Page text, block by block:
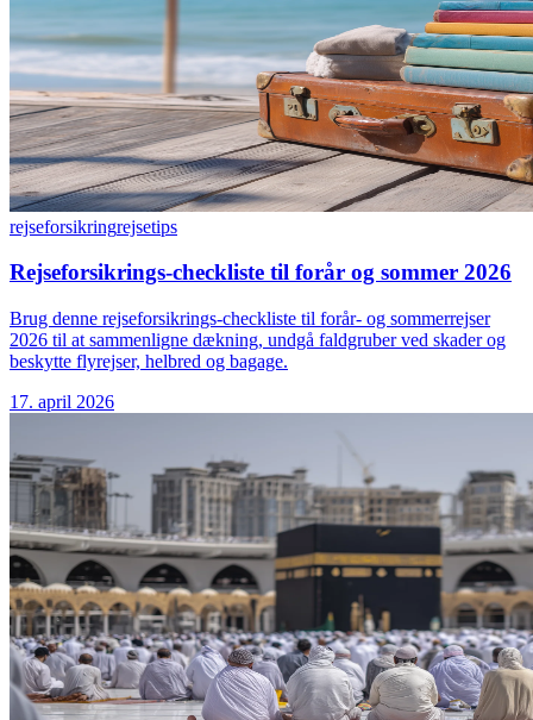
rejseforsikringrejsetips
Rejseforsikrings-checkliste til forår og sommer 2026
Brug denne rejseforsikrings-checkliste til forår- og sommerrejser
2026 til at sammenligne dækning, undgå faldgruber ved skader og
beskytte flyrejser, helbred og bagage.
17. april 2026